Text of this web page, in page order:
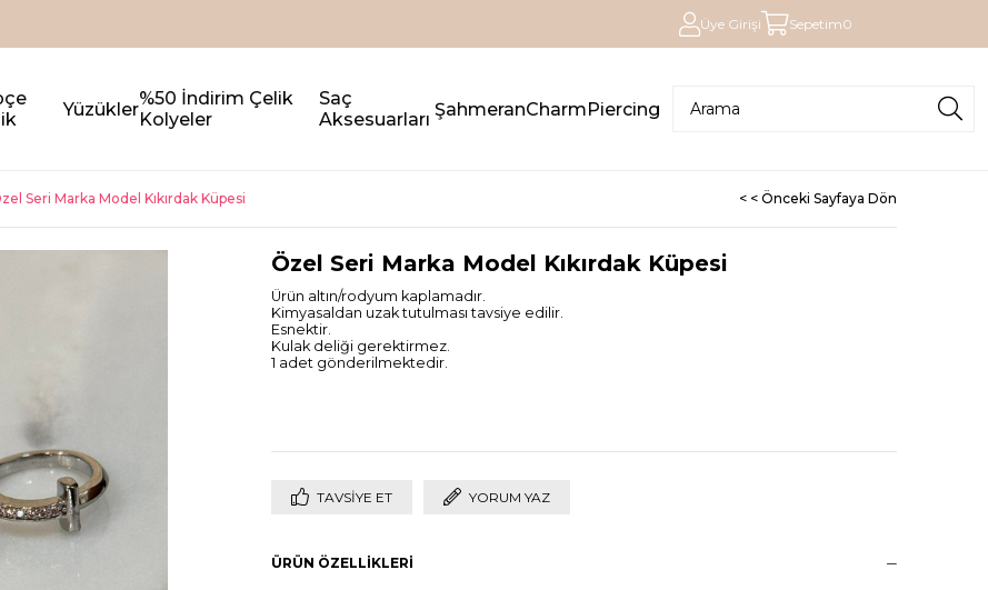
Üye Girişi Sepetim0
Yüzükler%50 İndirim Çelik
Kolyeler
Saç
Aksesuarları ŞahmeranCharmPiercing
Seri Marka Model Kıkırdak Küpesi < < Önceki Sayfaya Dön
Özel Seri Marka Model Kıkırdak Küpesi
Ürün altın/rodyum kaplamadır.
Kimyasaldan uzak tutulması tavsiye edilir.
Esnektir.
Kulak deliği gerektirmez.
1 adet gönderilmektedir.
TAVSIYE ET YORUM YAZ
ÜRÜN ÖZELLIKLERI